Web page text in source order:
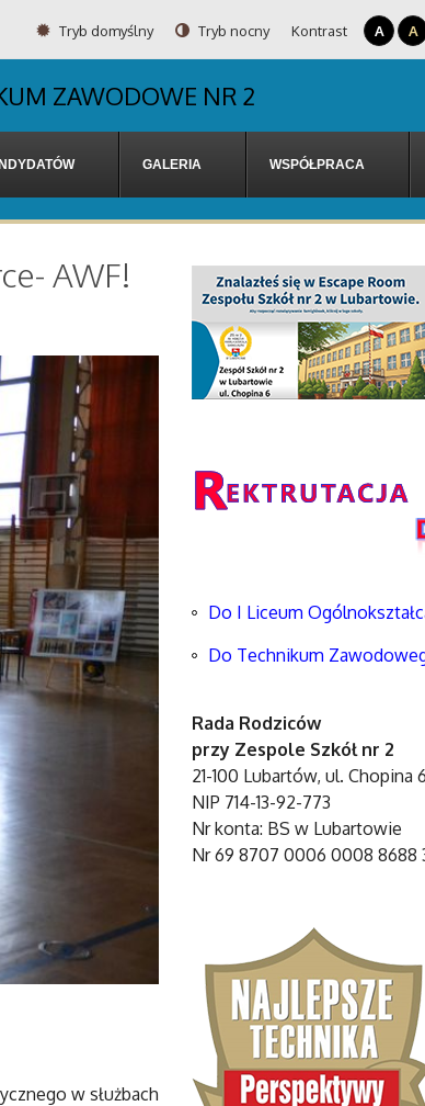
Tryb domyślny Tryb nocny Kontrast A A
ZAWODOWE NR 2
GALERIA WSPÓŁPRACA
AWF!
w służbach
Do I Liceum
Do Technikum
Rada Rodziców
przy Zespole Szkół nr 2
21-100 Lubartów, ul. Chopina 6
NIP 714-13-92-773
Nr konta: BS w Lubartowie
Nr 69 8707 0006 0008 8688